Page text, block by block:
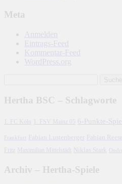
Meta
Anmelden
Eintrags-Feed
Kommentar-Feed
WordPress.org
Hertha BSC – Schlagworte
1. FC Köln 1. FSV Mainz 05 6-Punkte-Spiel
Fabian Lustenberger Fabian Reese
Fritz
Maximilian Mittelstädt Niklas Stark
Archiv – Hertha-Spiele